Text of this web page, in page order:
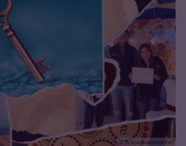
© fb kja dueren|eifel